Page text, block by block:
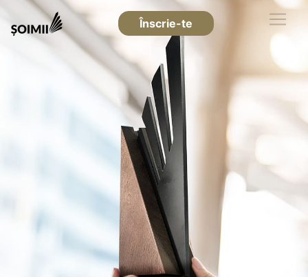
Înscrie-te